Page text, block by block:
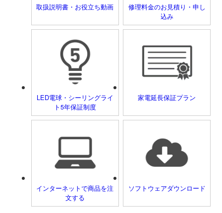
取扱説明書・お役立ち動画
修理料金のお見積り・申し
込み
LED電球・シーリングライ
ト5年保証制度
家電延長保証プラン
インターネットで商品を注
文する
ソフトウェアダウンロード